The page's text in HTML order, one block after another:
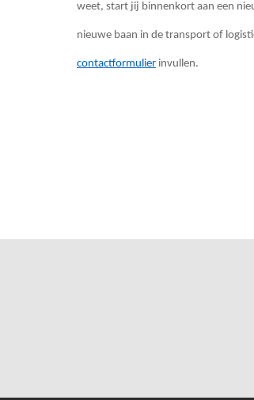
weet, start jij binnenkort aan een
nieuwe baan in de transport of
contactformulier invullen.